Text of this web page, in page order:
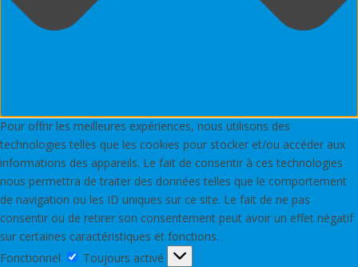
Pour offrir les meilleures expériences, nous utilisons des
technologies telles que les cookies pour stocker et/ou accéder aux
informations des appareils. Le fait de consentir à ces technologies
nous permettra de traiter des données telles que le comportement
de navigation ou les ID uniques sur ce site. Le fait de ne pas
consentir ou de retirer son consentement peut avoir un effet négatif
sur certaines caractéristiques et fonctions.
Fonctionnel
Fonctionnel
Toujours activé